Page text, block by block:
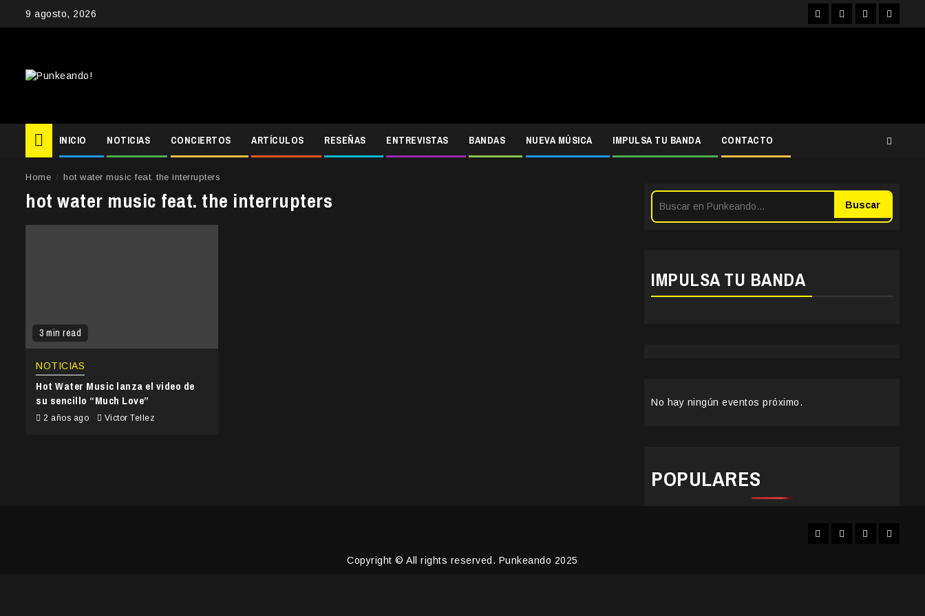
9 agosto, 2026 FacebookInstagram
YouTubeTwitter
INICIO NOTICIAS CONCIERTOS ARTÍCULOS RESEÑAS ENTREVISTAS BANDAS NUEVA MÚSICA IMPULSA TU BANDA CONTACTO
Home hot water music feat. the interrupters
hot water music feat. the interrupters
3 min read
NOTICIAS
Hot Water Music lanza el video de
su sencillo “Much Love”
2 años ago Victor Tellez
Buscar
IMPULSA TU BANDA
No hay ningún eventos próximo.
POPULARES
FacebookInstagram
YouTubeTwitter
Copyright © All rights reserved. Punkeando 2025